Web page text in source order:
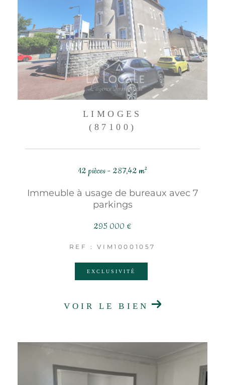
LIMOGES
(87100)
12 pièces - 287,42 m²
Immeuble à usage de bureaux avec 7
parkings
295 000 €
REF : VIM10001057
EXCLUSIVITÉ
VOIR LE BIEN